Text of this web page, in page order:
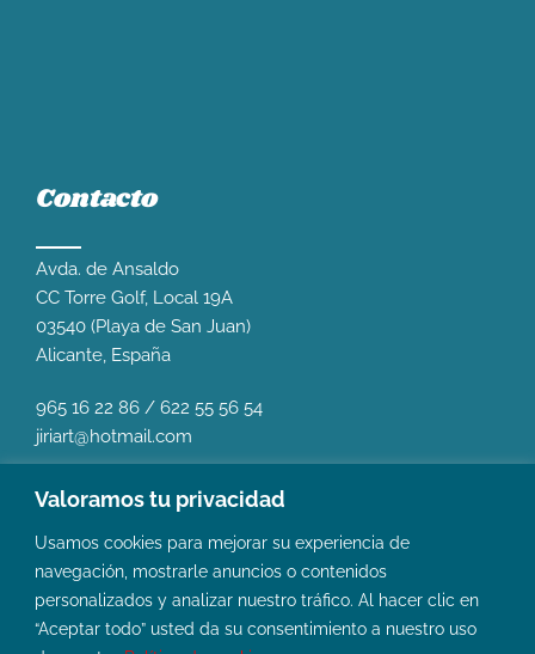
Valoramos tu privacidad
Usamos cookies para mejorar su experiencia de
navegación, mostrarle anuncios o contenidos
personalizados y analizar nuestro tráfico. Al hacer clic en
“Aceptar todo” usted da su consentimiento a nuestro uso
Contacto
Avda. de Ansaldo
CC Torre Golf, Local 19A
03540 (Playa de San Juan)
Alicante, España
965 16 22 86 / 622 55 56 54
jiriart@hotmail.com